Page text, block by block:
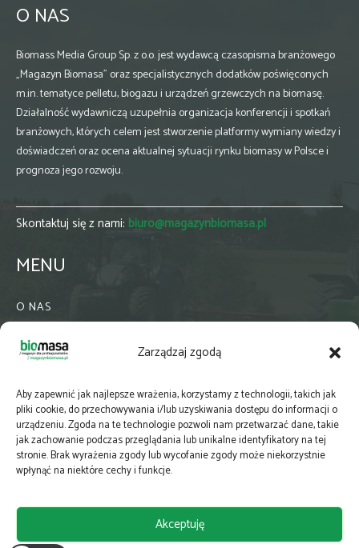
Zarządzaj zgodą
Aby zapewnić jak najlepsze wrażenia, korzystamy z technologii, takich jak
pliki cookie, do przechowywania i/lub uzyskiwania dostępu do informacji o
urządzeniu. Zgoda na te technologie pozwoli nam przetwarzać dane, takie
jak zachowanie podczas przeglądania lub unikalne identyfikatory na tej
stronie. Brak wyrażenia zgody lub wycofanie zgody może niekorzystnie
wpłynąć na niektóre cechy i funkcje.
Akceptuję
O NAS
Biomass Media Group Sp. z o.o. jest wydawcą czasopisma branżowego
„Magazyn Biomasa” oraz specjalistycznych dodatków poświęconych
m.in. tematyce pelletu, biogazu i urządzeń grzewczych na biomasę.
Działalność wydawniczą uzupełnia organizacja konferencji i spotkań
branżowych, których celem jest stworzenie platformy wymiany wiedzy i
doświadczeń oraz ocena aktualnej sytuacji rynku biomasy w Polsce i
prognoza jego rozwoju.
Skontaktuj się z nami: biuro@magazynbiomasa.pl
MENU
O NAS
WSPÓŁPRACA
PRENUMERATA
NEWSLETTER
MAPY
E-WYDANIE